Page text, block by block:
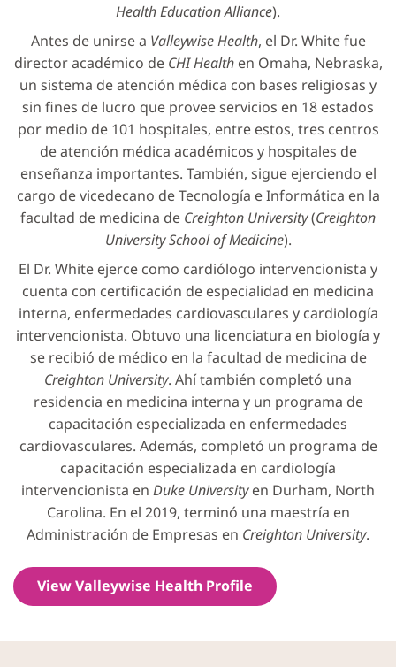
Health Education Alliance).
Antes de unirse a Valleywise Health, el Dr. White fue
director académico de CHI Healthen Omaha, Nebraska,
un sistema de atención médica con bases religiosas y
sin fines de lucro que provee servicios en 18 estados
por medio de 101 hospitales, entre estos, tres centros
de atención médica académicos y hospitales de
enseñanza importantes. También, sigue ejerciendo el
cargo de vicedecano de Tecnología e Informática en la
facultad de medicina de Creighton University(Creighton
University School of Medicine).
El Dr. White ejerce como cardiólogo intervencionista y
cuenta con certificación de especialidad en medicina
interna, enfermedades cardiovasculares y cardiología
intervencionista. Obtuvo una licenciatura en biología y
se recibió de médico en la facultad de medicina de
Creighton University. Ahí también completó una
residencia en medicina interna y un programa de
capacitación especializada en enfermedades
cardiovasculares. Además, completó un programa de
capacitación especializada en cardiología
intervencionista en Duke Universityen Durham, North
Carolina. En el 2019, terminó una maestría en
Administración de Empresas en Creighton University.
View Valleywise Health Profile